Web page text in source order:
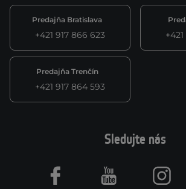
Predajňa Bratislava
+421 917 866 623
Predajňa Trenčín
+421 917 864 593
Sledujte nás
Facebook Youtube